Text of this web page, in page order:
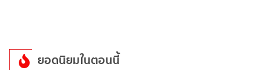
ยอดนิยมในตอนนี้